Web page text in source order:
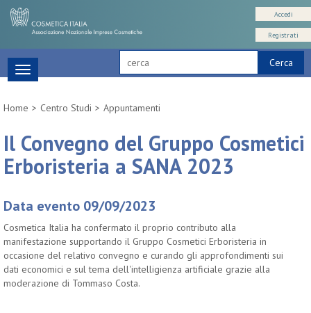
Cerca
Accedi
Registrati
Toggle
navigation
Home
Centro Studi Appuntamenti
Il Convegno del Gruppo Cosmetici
Erboristeria a SANA 2023
Data evento 09/09/2023
Cosmetica Italia ha confermato il proprio contributo alla
manifestazione supportando il Gruppo Cosmetici Erboristeria in
occasione del relativo convegno e curando gli approfondimenti sui
dati economici e sul tema dell'intelligienza artificiale grazie alla
moderazione di Tommaso Costa.